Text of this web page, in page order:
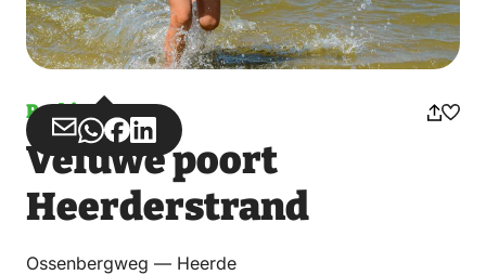
Parking
Share
via
Email
Share
via
WhatsApp
Share
on
Facebook
Share
on
LinkedIn
Veluwe poort
Heerderstrand
Ossenbergweg — Heerde